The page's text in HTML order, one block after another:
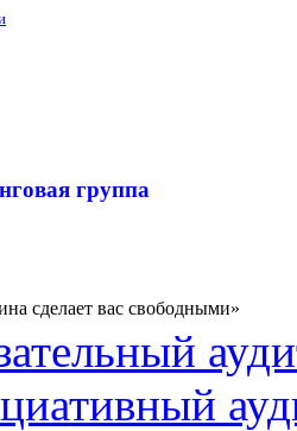
группа
сделает вас свободными»